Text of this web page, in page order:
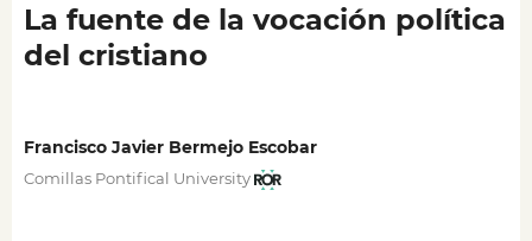
La fuente de la vocación política
del cristiano
Francisco Javier Bermejo Escobar
Comillas Pontifical University